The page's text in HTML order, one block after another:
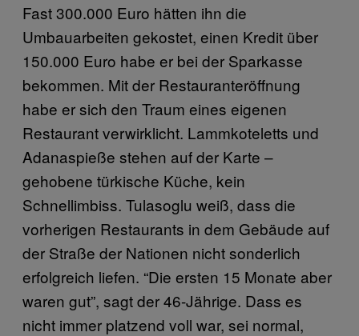
Fast 300.000 Euro hätten ihn die
Umbauarbeiten gekostet, einen Kredit über
150.000 Euro habe er bei der Sparkasse
bekommen. Mit der Restauranteröffnung
habe er sich den Traum eines eigenen
Restaurant verwirklicht. Lammkoteletts und
Adanaspieße stehen auf der Karte –
gehobene türkische Küche, kein
Schnellimbiss. Tulasoglu weiß, dass die
vorherigen Restaurants in dem Gebäude auf
der Straße der Nationen nicht sonderlich
erfolgreich liefen. “Die ersten 15 Monate aber
waren gut”, sagt der 46-Jährige. Dass es
nicht immer platzend voll war, sei normal,